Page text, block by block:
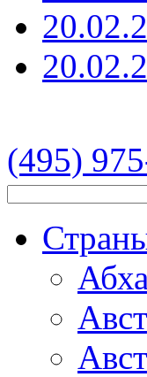
(495)